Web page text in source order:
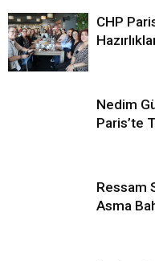
CHP
Nedim
Paris’te
Ressam
Asma